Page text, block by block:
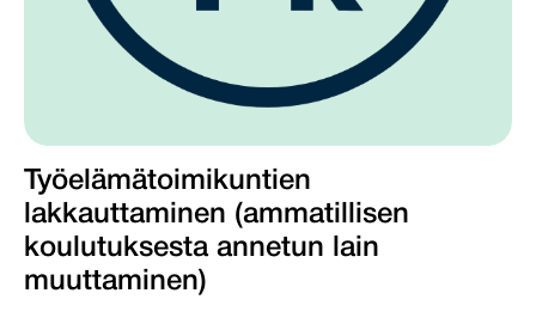
Työelämätoimikuntien
lakkauttaminen (ammatillisen
koulutuksesta annetun lain
muuttaminen)